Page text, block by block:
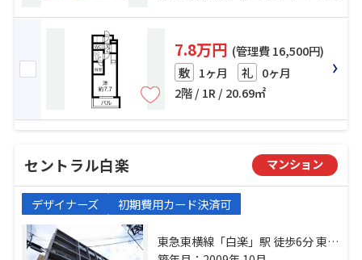
7.8万円 (管理費 16,500円)
敷 1ヶ月 礼 0ヶ月
2階 / 1R / 20.69㎡
セントラル白楽 マンション
デザイナーズ 初期費用カード決済可
東急東横線「白楽」駅 徒歩6分 東急